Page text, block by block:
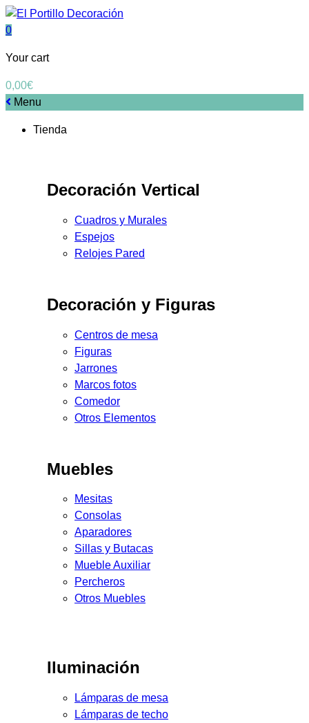
0
Your cart
0,00€
Menu
Tienda
Decoración Vertical
Cuadros y Murales
Espejos
Relojes Pared
Decoración y Figuras
Centros de mesa
Figuras
Jarrones
Marcos fotos
Comedor
Otros Elementos
Muebles
Mesitas
Consolas
Aparadores
Sillas y Butacas
Mueble Auxiliar
Percheros
Otros Muebles
Iluminación
Lámparas de mesa
Lámparas de techo